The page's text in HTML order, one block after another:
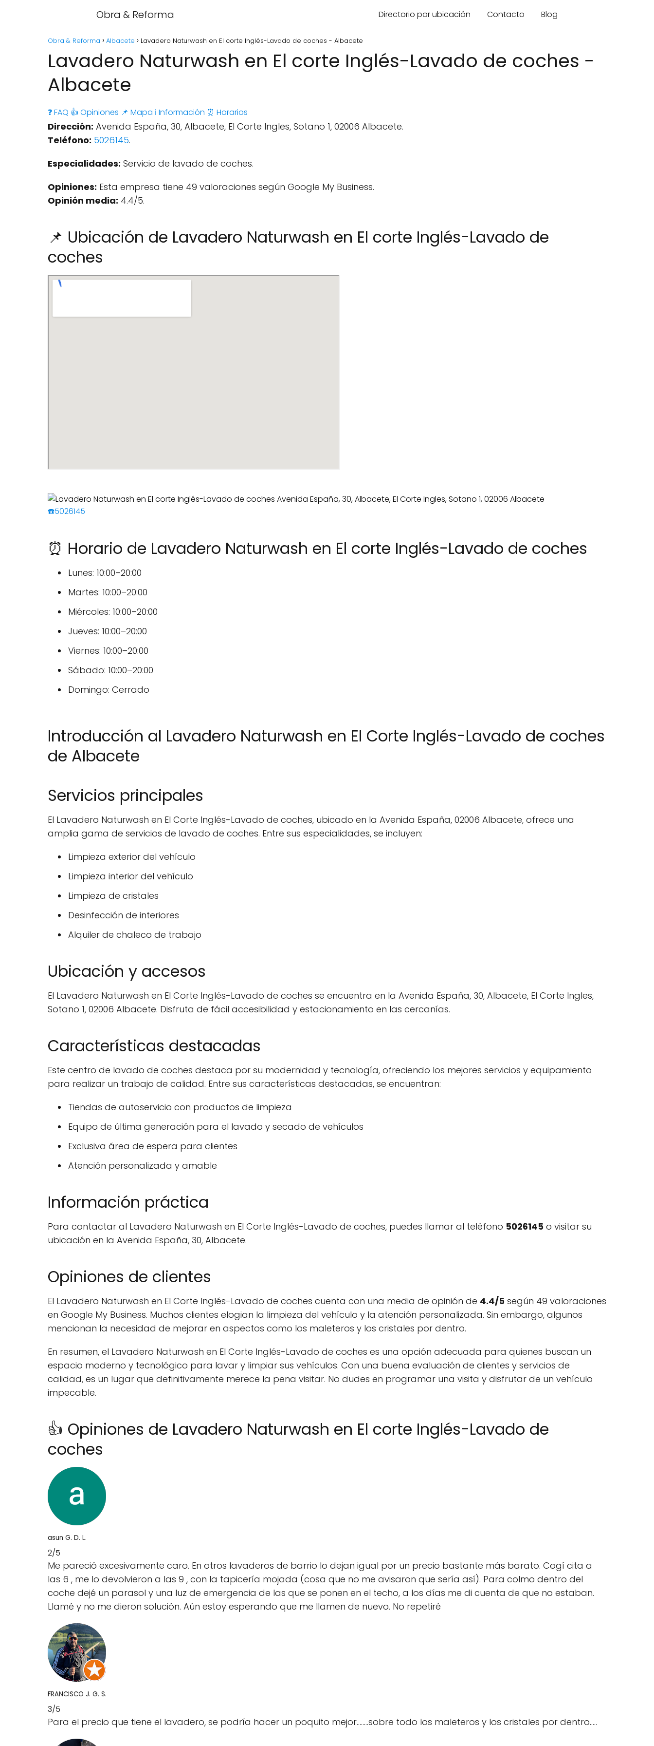
Obra & Reforma Directorio por ubicación Contacto Blog
Obra & Reforma Albacete Lavadero Naturwash en El corte Inglés-Lavado de coches - Albacete
Lavadero Naturwash en El corte Inglés-Lavado de coches -
Albacete
❓ FAQ 👍 Opiniones 📌 Mapa ℹ️ Información ⏰ Horarios
Dirección: Avenida España, 30, Albacete, El Corte Ingles, Sotano 1, 02006 Albacete.
Teléfono: 5026145.
Especialidades: Servicio de lavado de coches.
Opiniones: Esta empresa tiene 49 valoraciones según Google My Business.
Opinión media: 4.4/5.
📌 Ubicación de Lavadero Naturwash en El corte Inglés-Lavado de
coches
☎️5026145
⏰ Horario de Lavadero Naturwash en El corte Inglés-Lavado de coches
Lunes: 10:00–20:00
Martes: 10:00–20:00
Miércoles: 10:00–20:00
Jueves: 10:00–20:00
Viernes: 10:00–20:00
Sábado: 10:00–20:00
Domingo: Cerrado
Introducción al Lavadero Naturwash en El Corte Inglés-Lavado de coches
de Albacete
Servicios principales
El Lavadero Naturwash en El Corte Inglés-Lavado de coches, ubicado en la Avenida España, 02006 Albacete, ofrece una
amplia gama de servicios de lavado de coches. Entre sus especialidades, se incluyen:
Limpieza exterior del vehículo
Limpieza interior del vehículo
Limpieza de cristales
Desinfección de interiores
Alquiler de chaleco de trabajo
Ubicación y accesos
El Lavadero Naturwash en El Corte Inglés-Lavado de coches se encuentra en la Avenida España, 30, Albacete, El Corte Ingles,
Sotano 1, 02006 Albacete. Disfruta de fácil accesibilidad y estacionamiento en las cercanías.
Características destacadas
Este centro de lavado de coches destaca por su modernidad y tecnología, ofreciendo los mejores servicios y equipamiento
para realizar un trabajo de calidad. Entre sus características destacadas, se encuentran:
Tiendas de autoservicio con productos de limpieza
Equipo de última generación para el lavado y secado de vehículos
Exclusiva área de espera para clientes
Atención personalizada y amable
Información práctica
Para contactar al Lavadero Naturwash en El Corte Inglés-Lavado de coches, puedes llamar al teléfono 5026145 o visitar su
ubicación en la Avenida España, 30, Albacete.
Opiniones de clientes
El Lavadero Naturwash en El Corte Inglés-Lavado de coches cuenta con una media de opinión de 4.4/5 según 49 valoraciones
en Google My Business. Muchos clientes elogian la limpieza del vehículo y la atención personalizada. Sin embargo, algunos
mencionan la necesidad de mejorar en aspectos como los maleteros y los cristales por dentro.
En resumen, el Lavadero Naturwash en El Corte Inglés-Lavado de coches es una opción adecuada para quienes buscan un
espacio moderno y tecnológico para lavar y limpiar sus vehículos. Con una buena evaluación de clientes y servicios de
calidad, es un lugar que definitivamente merece la pena visitar. No dudes en programar una visita y disfrutar de un vehículo
impecable.
👍 Opiniones de Lavadero Naturwash en El corte Inglés-Lavado de
coches
asun G. D. L.
2/5
Me pareció excesivamente caro. En otros lavaderos de barrio lo dejan igual por un precio bastante más barato. Cogí cita a
las 6 , me lo devolvieron a las 9 , con la tapicería mojada (cosa que no me avisaron que sería así). Para colmo dentro del
coche dejé un parasol y una luz de emergencia de las que se ponen en el techo, a los días me di cuenta de que no estaban.
Llamé y no me dieron solución. Aún estoy esperando que me llamen de nuevo. No repetiré
FRANCISCO J. G. S.
3/5
Para el precio que tiene el lavadero, se podría hacer un poquito mejor........sobre todo los maleteros y los cristales por dentro.....